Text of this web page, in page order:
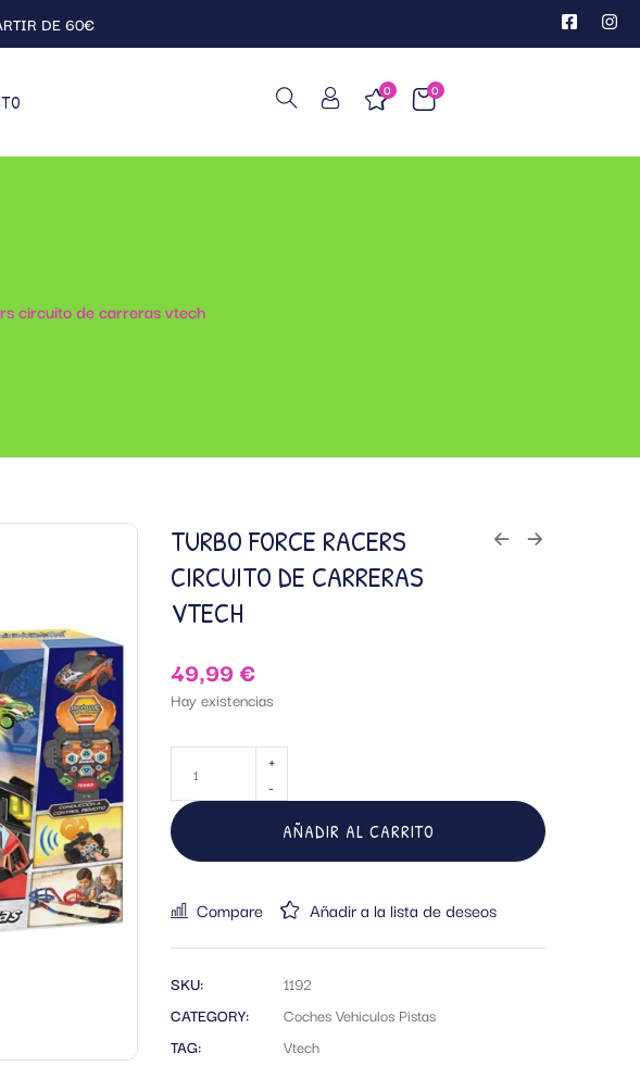
DE 60€
0
0
circuito de carreras vtech
TURBO FORCE RACERS
CIRCUITO DE CARRERAS
VTECH
49,99€
Hay existencias
AÑADIR AL CARRITO
Compare Añadir a la lista de deseos
SKU:
1192
CATEGORY:
Coches Vehiculos Pistas
TAG:
Vtech